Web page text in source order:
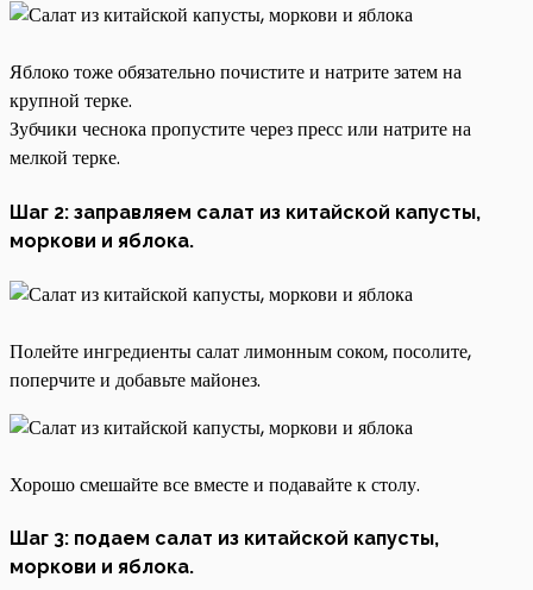
Яблоко тоже обязательно почистите и натрите затем на
крупной терке.
Зубчики чеснока пропустите через пресс или натрите на
мелкой терке.
Шаг 2: заправляем салат из китайской капусты,
моркови и яблока.
Полейте ингредиенты салат лимонным соком, посолите,
поперчите и добавьте майонез.
Хорошо смешайте все вместе и подавайте к столу.
Шаг 3: подаем салат из китайской капусты,
моркови и яблока.